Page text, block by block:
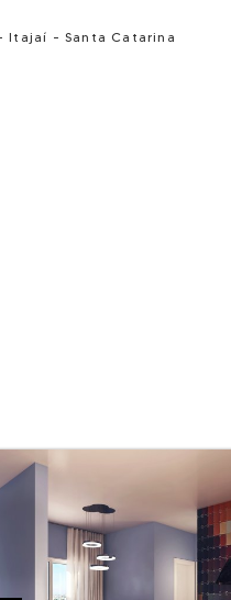
Itajaí - Santa Catarina